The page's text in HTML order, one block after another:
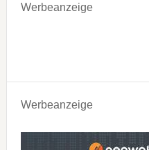
Werbeanzeige
Werbeanzeige